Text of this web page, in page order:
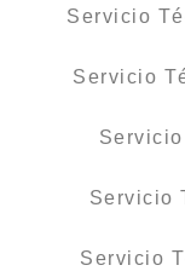
Servicio
Servicio
Servicio
Servicio